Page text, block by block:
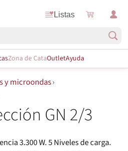
Listas
Zona de CataOutletAyuda
y microondas›
GN 2/3
3.300 W. 5 Niveles de carga.